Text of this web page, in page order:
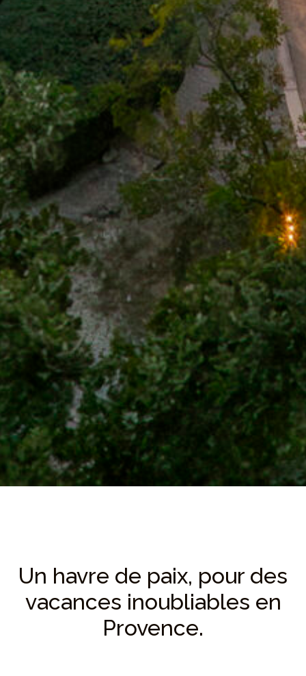
Un havre de paix, pour des
vacances inoubliables en
Provence.